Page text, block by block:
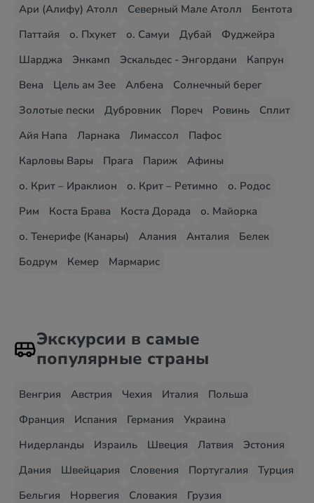
Ари (Алифу) Атолл
Северный Мале Атолл
Бентота
Паттайя
о. Пхукет о. Самуи Дубай
Фуджейра
Шарджа
Энкамп Эскальдес - Энгордани
Капрун
Вена
Цель ам Зее Албена
Солнечный берег
Золотые пески
Дубровник Пореч Ровинь
Сплит
Айя Напа
Ларнака Лимассол
Пафос
Карловы Вары
Прага Париж
Афины
о. Крит – Ираклион
о. Крит – Ретимно
о. Родос
Рим
Коста Брава Коста Дорада
о. Майорка
о. Тенерифе (Канары)
Алания Анталия
Белек
Бодрум
Кемер Мармарис
Экскурсии в самые
популярные страны
Венгрия Австрия Чехия Италия
Польша
Франция
Испания Германия
Украина
Нидерланды
Израиль Швеция Латвия
Эстония
Дания
Швейцария Словения Португалия
Турция
Бельгия
Норвегия Словакия Грузия